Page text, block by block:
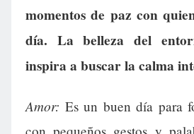
momentos de paz con
día. La belleza del
inspira a buscar la calma
Amor: Es un buen día para